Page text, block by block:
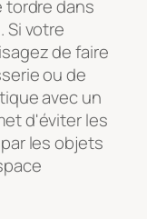
tordre dans
Si votre
de faire
ou de
avec un
d'éviter les
les objets